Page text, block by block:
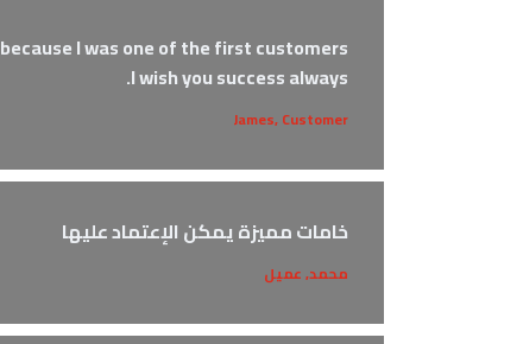
I was one of the first customers.
I wish you success always.
James, Customer
خامات مميزة يمكن الإعتماد عليها
محمد, عميل